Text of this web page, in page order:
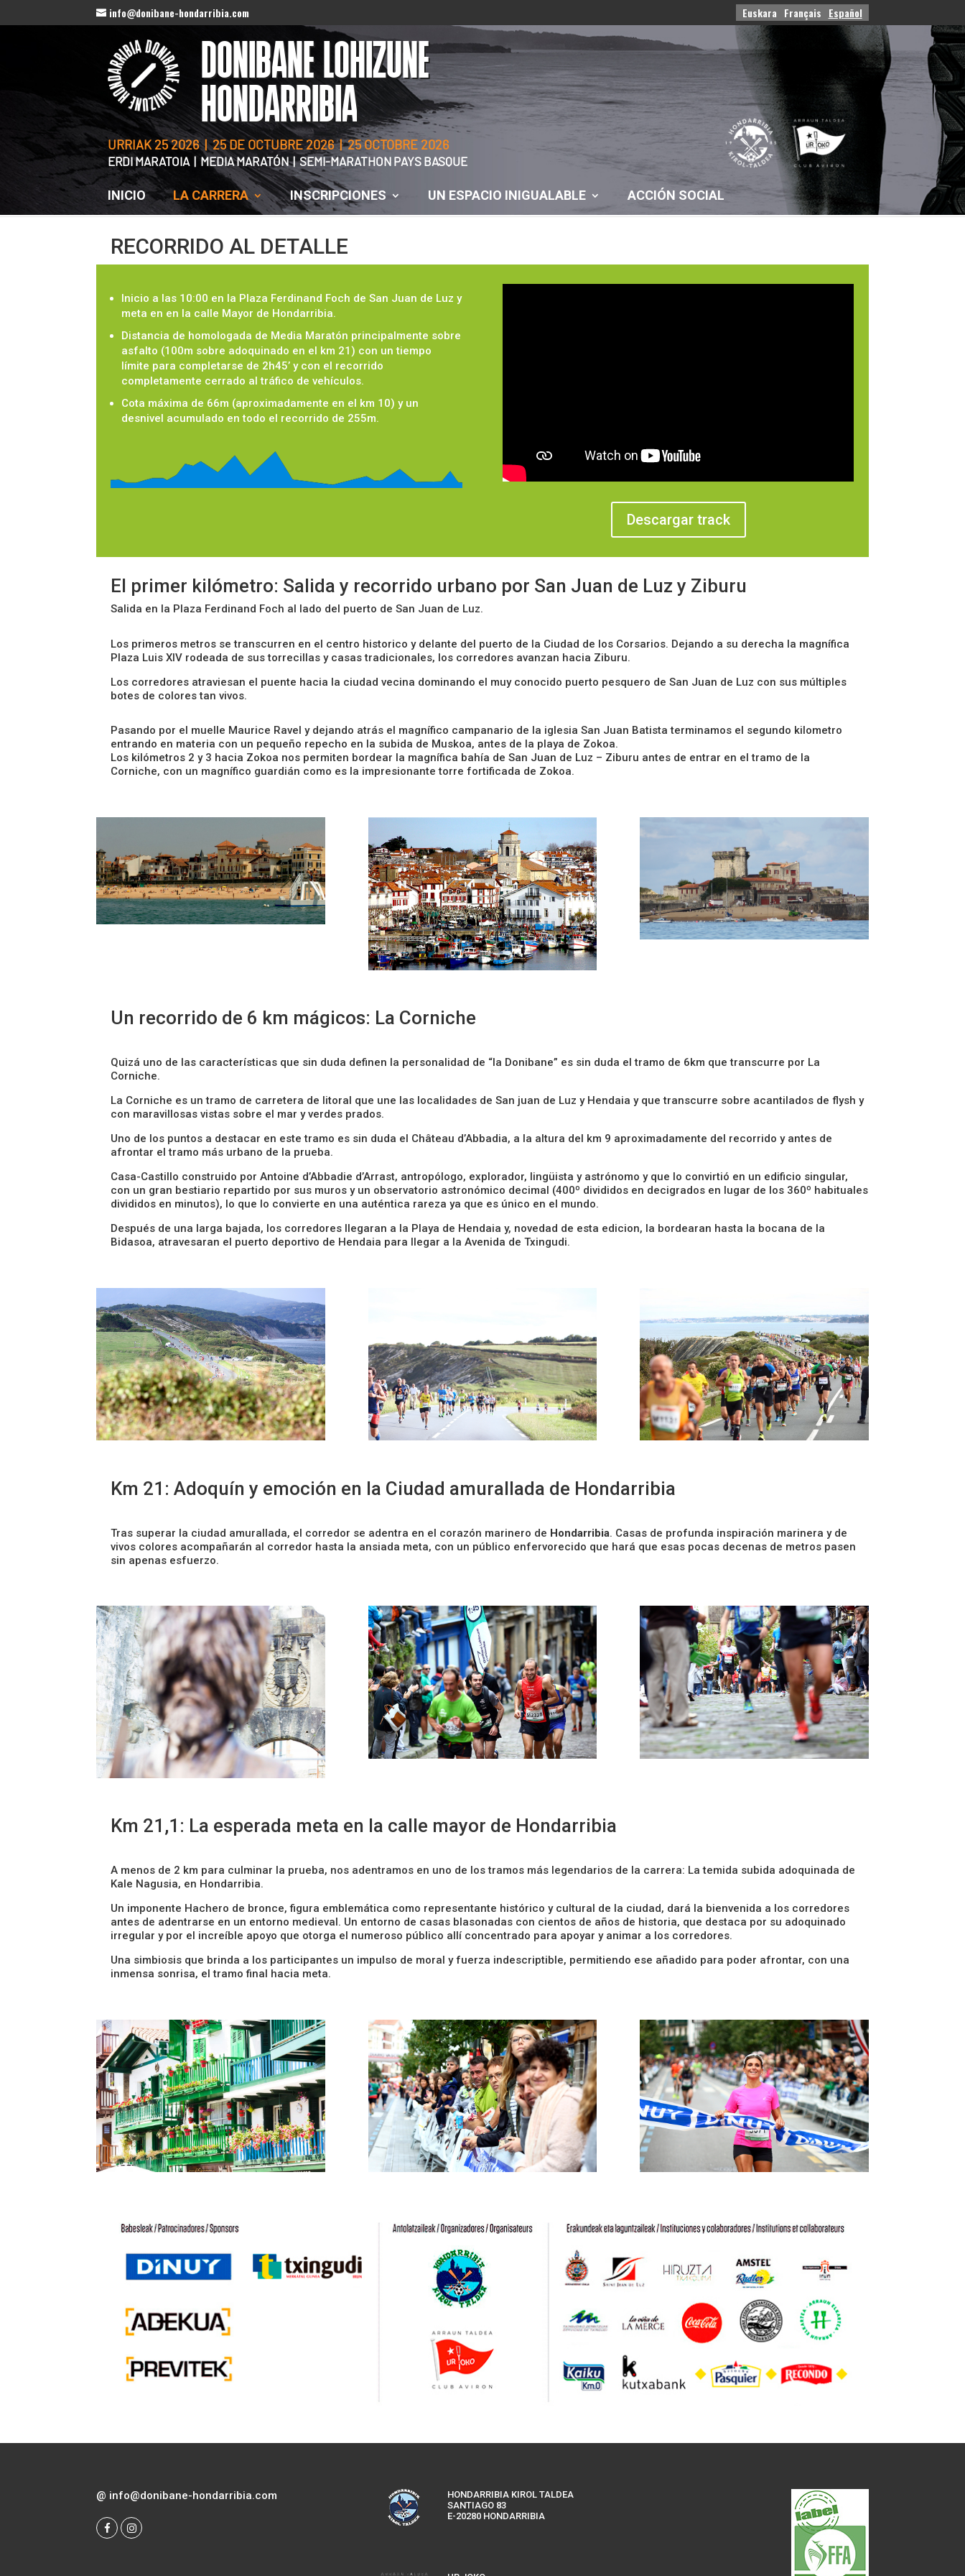
info@donibane-hondarribia.com Euskara Français Español
DONIBANE LOHIZUNE
HONDARRIBIA
URRIAK 25 2026 | 25 DE OCTUBRE 2026 | 25 OCTOBRE 2026
ERDI MARATOIA | MEDIA MARATÓN | SEMI-MARATHON PAYS BASQUE
INICIO LA CARRERA INSCRIPCIONES UN ESPACIO INIGUALABLE ACCIÓN SOCIAL
RECORRIDO AL DETALLE
Inicio a las 10:00 en la Plaza Ferdinand Foch de San Juan de Luz y
meta en en la calle Mayor de Hondarribia.
Distancia de homologada de Media Maratón principalmente sobre
asfalto (100m sobre adoquinado en el km 21) con un tiempo
límite para completarse de 2h45’ y con el recorrido
completamente cerrado al tráfico de vehículos.
Cota máxima de 66m (aproximadamente en el km 10) y un
desnivel acumulado en todo el recorrido de 255m.
Descargar track
El primer kilómetro: Salida y recorrido urbano por San Juan de Luz y Ziburu
Salida en la Plaza Ferdinand Foch al lado del puerto de San Juan de Luz.
Los primeros metros se transcurren en el centro historico y delante del puerto de la Ciudad de los Corsarios. Dejando a su derecha la magnífica
Plaza Luis XIV rodeada de sus torrecillas y casas tradicionales, los corredores avanzan hacia Ziburu.
Los corredores atraviesan el puente hacia la ciudad vecina dominando el muy conocido puerto pesquero de San Juan de Luz con sus múltiples
botes de colores tan vivos.
Pasando por el muelle Maurice Ravel y dejando atrás el magnífico campanario de la iglesia San Juan Batista terminamos el segundo kilometro
entrando en materia con un pequeño repecho en la subida de Muskoa, antes de la playa de Zokoa.
Los kilómetros 2 y 3 hacia Zokoa nos permiten bordear la magnífica bahía de San Juan de Luz – Ziburu antes de entrar en el tramo de la
Corniche, con un magnífico guardián como es la impresionante torre fortificada de Zokoa.
Un recorrido de 6 km mágicos: La Corniche
Quizá uno de las características que sin duda definen la personalidad de “la Donibane” es sin duda el tramo de 6km que transcurre por La
Corniche.
La Corniche es un tramo de carretera de litoral que une las localidades de San juan de Luz y Hendaia y que transcurre sobre acantilados de flysh y
con maravillosas vistas sobre el mar y verdes prados.
Uno de los puntos a destacar en este tramo es sin duda el Château d’Abbadia, a la altura del km 9 aproximadamente del recorrido y antes de
afrontar el tramo más urbano de la prueba.
Casa-Castillo construido por Antoine d’Abbadie d’Arrast, antropólogo, explorador, lingüista y astrónomo y que lo convirtió en un edificio singular,
con un gran bestiario repartido por sus muros y un observatorio astronómico decimal (400º divididos en decigrados en lugar de los 360º habituales
divididos en minutos), lo que lo convierte en una auténtica rareza ya que es único en el mundo.
Después de una larga bajada, los corredores llegaran a la Playa de Hendaia y, novedad de esta edicion, la bordearan hasta la bocana de la
Bidasoa, atravesaran el puerto deportivo de Hendaia para llegar a la Avenida de Txingudi.
Km 21: Adoquín y emoción en la Ciudad amurallada de Hondarribia
Tras superar la ciudad amurallada, el corredor se adentra en el corazón marinero de Hondarribia. Casas de profunda inspiración marinera y de
vivos colores acompañarán al corredor hasta la ansiada meta, con un público enfervorecido que hará que esas pocas decenas de metros pasen
sin apenas esfuerzo.
Km 21,1: La esperada meta en la calle mayor de Hondarribia
A menos de 2 km para culminar la prueba, nos adentramos en uno de los tramos más legendarios de la carrera: La temida subida adoquinada de
Kale Nagusia, en Hondarribia.
Un imponente Hachero de bronce, figura emblemática como representante histórico y cultural de la ciudad, dará la bienvenida a los corredores
antes de adentrarse en un entorno medieval. Un entorno de casas blasonadas con cientos de años de historia, que destaca por su adoquinado
irregular y por el increíble apoyo que otorga el numeroso público allí concentrado para apoyar y animar a los corredores.
Una simbiosis que brinda a los participantes un impulso de moral y fuerza indescriptible, permitiendo ese añadido para poder afrontar, con una
inmensa sonrisa, el tramo final hacia meta.
@ info@donibane-hondarribia.com
HONDARRIBIA KIROL TALDEA
SANTIAGO 83
E-20280 HONDARRIBIA